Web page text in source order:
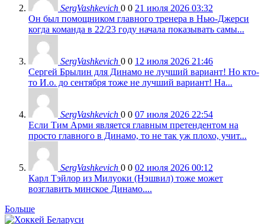
SergVashkevich 0 0 21 июля 2026 03:32
Он был помощником главного тренера в Нью-Джерси
когда команда в 22/23 году начала показывать самы...
SergVashkevich 0 0 12 июля 2026 21:46
Сергей Брылин для Динамо не лучший вариант! Но кто-
то И.о. до сентября тоже не лучший вариант! На...
SergVashkevich 0 0 07 июля 2026 22:54
Если Тим Арми является главным претендентом на
просто главного в Динамо, то не так уж плохо, учит...
SergVashkevich 0 0 02 июля 2026 00:12
Карл Тэйлор из Милуоки (Нэшвил) тоже может
возглавить минское Динамо....
Больше